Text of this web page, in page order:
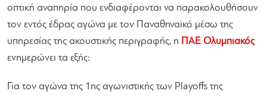
οπτική αναπηρία που ενδιαφέρονται να παρακολουθήσουν
τον εντός έδρας αγώνα με τον Παναθηναϊκό μέσω της
υπηρεσίας της ακουστικής περιγραφής, η ΠΑΕ Ολυμπιακός
ενημερώνει τα εξής:
Για τον αγώνα της 1ης αγωνιστικής των Playoffs της